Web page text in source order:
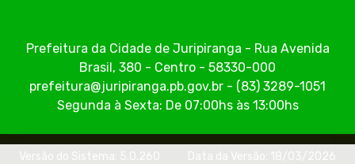
Prefeitura da Cidade de Juripiranga - Rua Avenida
Brasil, 380 - Centro - 58330-000
prefeitura@juripiranga.pb.gov.br - (83) 3289-1051
Segunda à Sexta: De 07:00hs às 13:00hs
Versão do Sistema: 5.0.260 Data da Versão: 18/03/2026